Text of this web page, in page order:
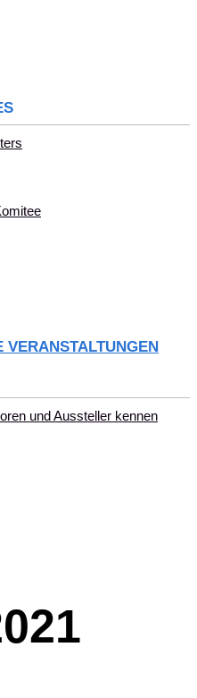
VERANSTALTUNGEN
und Aussteller kennen